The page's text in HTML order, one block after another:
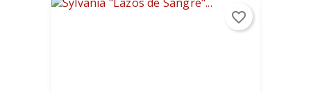
favorite_border